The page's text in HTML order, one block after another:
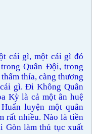
cái gì, một cái gì đó
Quân Đội, trong
thía, càng thương
gì. Đi Không Quân
Kỳ là cả một ân huệ
luyện một quân
rất nhiều. Nào là tiền
Gòn làm thủ tục xuất